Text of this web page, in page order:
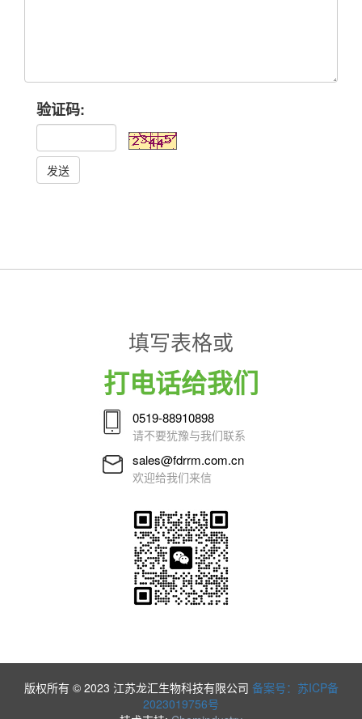
验证码:
发送
填写表格或
打电话给我们
0519-88910898
请不要犹豫与我们联系
sales@fdrrm.com.cn
欢迎给我们来信
版权所有 © 2023 江苏龙汇生物科技有限公司 备案号：苏ICP备
2023019756号